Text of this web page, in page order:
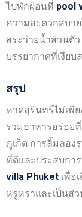
ไปพักผ่อนที่ pool
ความสะดวกสบา
สระว่ายน้ำส่วนตั
บรรยากาศที่เงียบ
สรุป
หาดสุรินทร์ไม่เพี
รวมอาหารอร่อย
ภูเก็ต การลิ้มลอ
ที่ดีและประสบกา
villa Phuket เพื่อ
หรูหราและเป็นส่ว